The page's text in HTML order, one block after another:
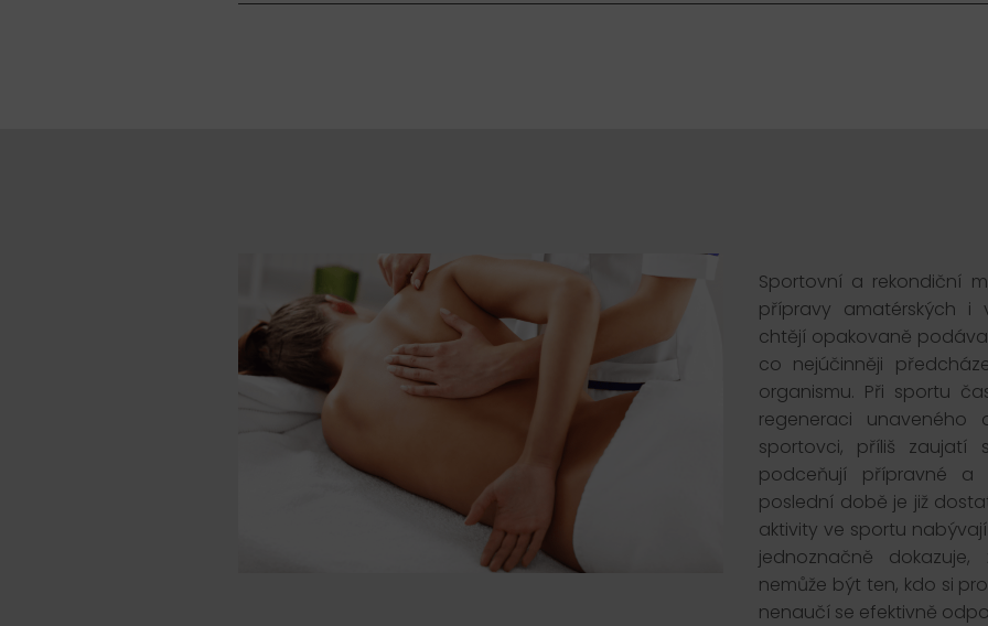
Sportovní a rekondiční
přípravy amatérských i
chtějí opakovaně
co nejúčinněji
organismu. Při sportu
regeneraci unaveného
sportovci, příliš zaujatí
podceňují přípravné a
poslední době je již
aktivity ve sportu
jednoznačně
nemůže být ten, kdo si
nenaučí se efektivně